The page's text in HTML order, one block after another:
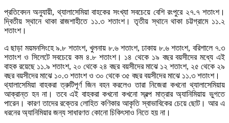
প্রতিবেদন অনুযায়ী, থ্যালাসেমিয়া বাহকের সংখ্যা সবচেয়ে বেশি রংপুরে ২৭.৭ শতাংশ।
দ্বিতীয় স্থানে থাকা রাজশাহীতে ১১.৩ শতাংশ। তৃতীয় স্থানে থাকা চট্টগ্রামে ১১.২
শতাংশ।
এ ছাড়া ময়মনসিংহে ৯.৮ শতাংশ, খুলনায় ৮.৬ শতাংশ, ঢাকায় ৮.৬ শতাংশ, বরিশালে ৭.৩
শতাংশ ও সিলেটে সবচেয়ে কম ৪.৮ শতাংশ। ১৪ থেকে ১৯ বছর বয়সীদের মধ্যে এই
বাহক রয়েছে ১১.৯ শতাংশ, ২০ থেকে ২৪ বছর বয়সীদের মাঝে ১২ শতাংশ, ২৫ থেকে ২৯
বছর বয়সীদের মাঝে ১০.৩ শতাংশ ও ৩০ থেকে ৩৫ বছর বয়সীদের মাঝে ১১.৩ শতাংশ।
থ্যালাসেমিয়া বাহকরা ত্রুটিপূর্ণ জিন বহন করলেও তারা নিজেরা কখনো থ্যালাসেমিয়ায়
আক্রান্ত হন না। তবে এই বাহকরা কখনো কখনো স্বল্প মাত্রার অ্যানিমিয়ায় ভুগতে
পারেন। কারণ তাদের রক্তের লোহিত কণিকার আকৃতি স্বাভাবিকের চেয়ে ছোট। আর এ
ধরনের অ্যানিমিয়ার জন্য সাধারণত কোনো চিকিৎসাও নিতে হয় না।